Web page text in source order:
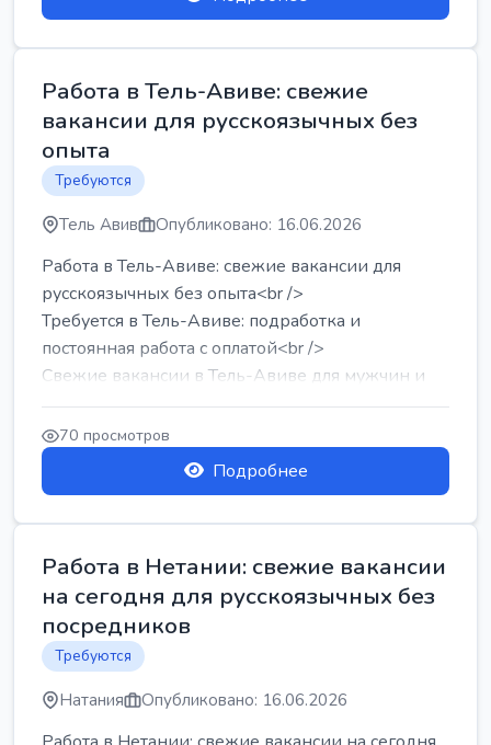
Работа в Тель-Авиве: свежие
вакансии для русскоязычных без
опыта
Требуются
Тель Авив Опубликовано: 16.06.2026
Работа в Тель-Авиве: свежие вакансии для
русскоязычных без опыта<br />
Требуется в Тель-Авиве: подработка и
постоянная работа с оплатой<br />
Свежие вакансии в Тель-Авиве для мужчин и
женщин от хозя...
70 просмотров
Подробнее
Работа в Нетании: свежие вакансии
на сегодня для русскоязычных без
посредников
Требуются
Натания Опубликовано: 16.06.2026